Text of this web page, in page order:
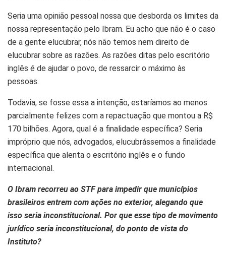
Seria uma opinião pessoal nossa que desborda os limites da
nossa representação pelo Ibram. Eu acho que não é o caso
de a gente elucubrar, nós não temos nem direito de
elucubrar sobre as razões. As razões ditas pelo escritório
inglês é de ajudar o povo, de ressarcir o máximo às
pessoas.
Todavia, se fosse essa a intenção, estaríamos ao menos
parcialmente felizes com a repactuação que montou a R$
170 bilhões. Agora, qual é a finalidade específica? Seria
impróprio que nós, advogados, elucubrássemos a finalidade
específica que alenta o escritório inglês e o fundo
internacional.
O Ibram recorreu ao STF para impedir que municípios
brasileiros entrem com ações no exterior, alegando que
isso seria inconstitucional. Por que esse tipo de movimento
jurídico seria inconstitucional, do ponto de vista do
Instituto?